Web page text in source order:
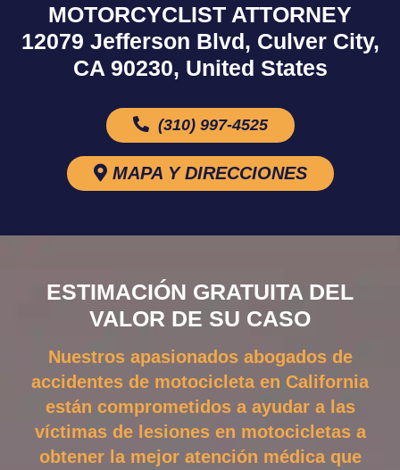
MOTORCYCLIST ATTORNEY
12079 Jefferson Blvd, Culver City,
CA 90230, United States
(310) 997-4525
MAPA Y DIRECCIONES
ESTIMACIÓN GRATUITA DEL
VALOR DE SU CASO
Nuestros apasionados abogados de
accidentes de motocicleta en California
están comprometidos a ayudar a las
víctimas de lesiones en motocicletas a
obtener la mejor atención médica que